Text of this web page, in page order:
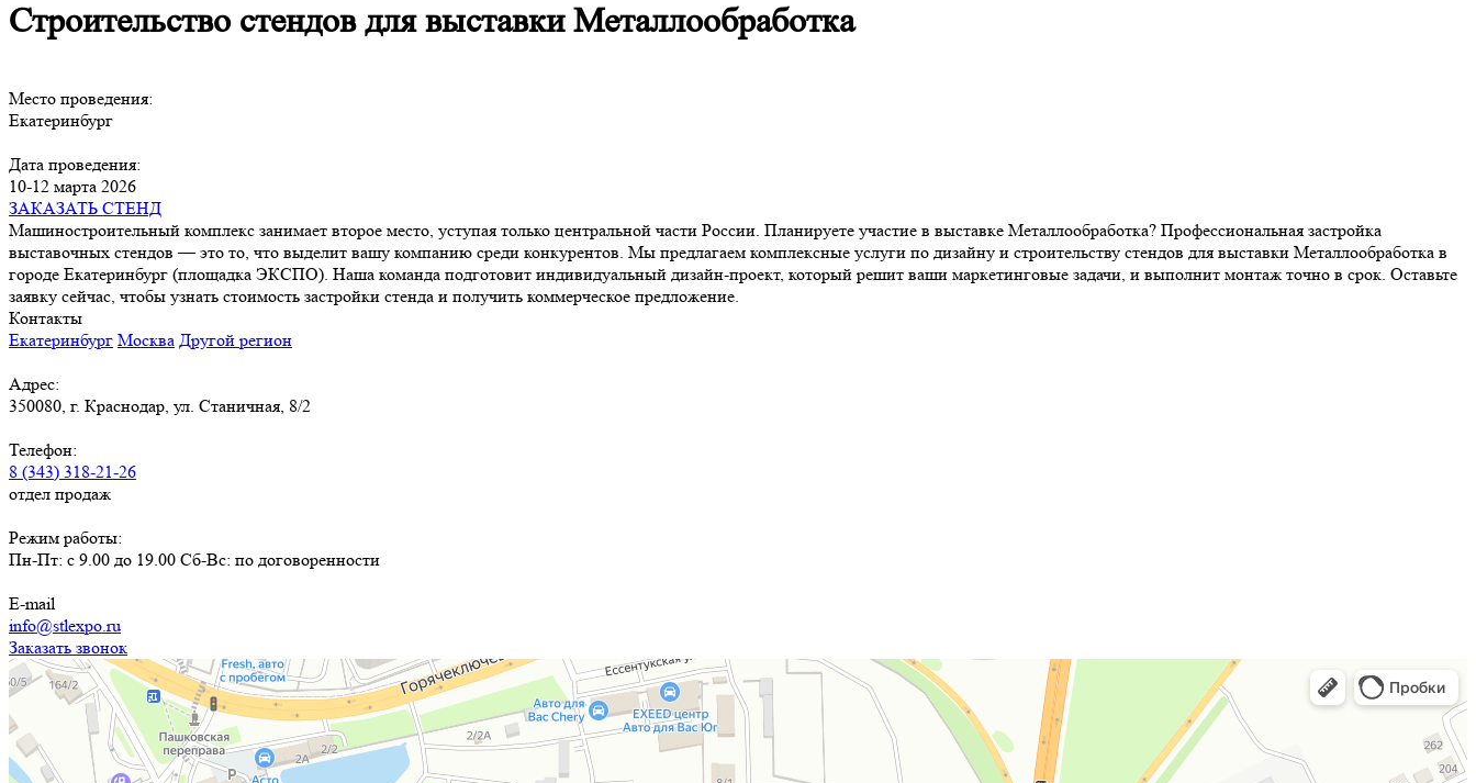
Строительство стендов для выставки Металлообработка
Место проведения:
Екатеринбург
Дата проведения:
10-12 марта 2026
ЗАКАЗАТЬ СТЕНД
Машиностроительный комплекс занимает второе место, уступая только центральной части России. Планируете участие в выставке Металлообработка? Профессиональная застройка
выставочных стендов — это то, что выделит вашу компанию среди конкурентов. Мы предлагаем комплексные услуги по дизайну и строительству стендов для выставки Металлообработка в
городе Екатеринбург (площадка ЭКСПО). Наша команда подготовит индивидуальный дизайн-проект, который решит ваши маркетинговые задачи, и выполнит монтаж точно в срок. Оставьте
заявку сейчас, чтобы узнать стоимость застройки стенда и получить коммерческое предложение.
Контакты
Екатеринбург Москва Другой регион
Адрес:
350080, г. Краснодар, ул. Станичная, 8/2
Телефон:
8 (343) 318-21-26
отдел продаж
Режим работы:
Пн-Пт: с 9.00 до 19.00 Сб-Вс: по договоренности
E-mail
info@stlexpo.ru
Заказать звонок